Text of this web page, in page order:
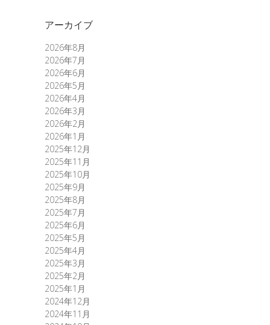
アーカイブ
2026年8月
2026年7月
2026年6月
2026年5月
2026年4月
2026年3月
2026年2月
2026年1月
2025年12月
2025年11月
2025年10月
2025年9月
2025年8月
2025年7月
2025年6月
2025年5月
2025年4月
2025年3月
2025年2月
2025年1月
2024年12月
2024年11月